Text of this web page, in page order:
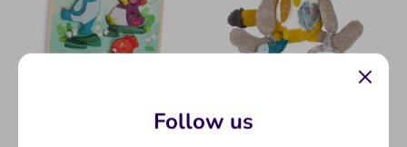
Holz Puzzle "Dans LaFollow us